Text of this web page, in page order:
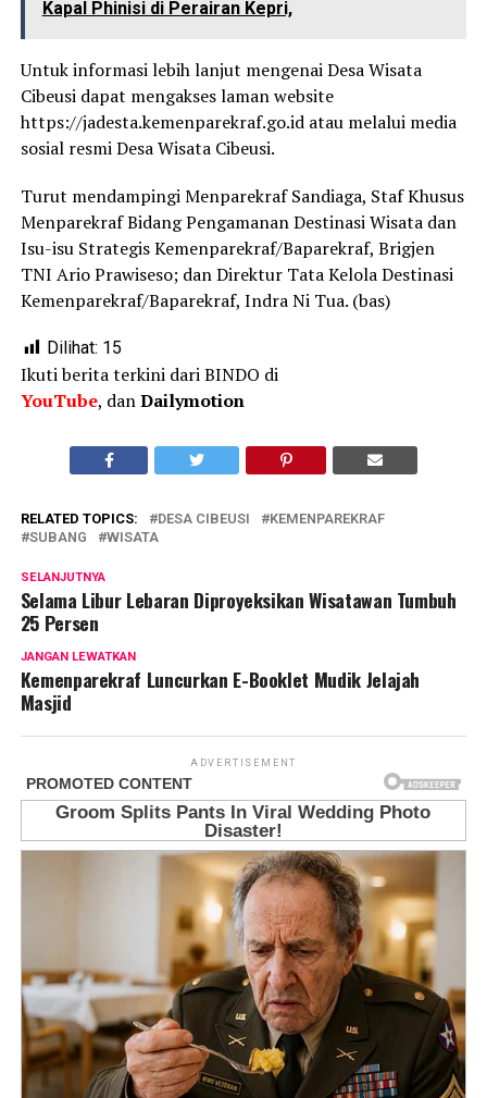
Kapal Phinisi di Perairan Kepri,
Untuk informasi lebih lanjut mengenai Desa Wisata
Cibeusi dapat mengakses laman website
https://jadesta.kemenparekraf.go.id atau melalui media
sosial resmi Desa Wisata Cibeusi.
Turut mendampingi Menparekraf Sandiaga, Staf Khusus
Menparekraf Bidang Pengamanan Destinasi Wisata dan
Isu-isu Strategis Kemenparekraf/Baparekraf, Brigjen
TNI Ario Prawiseso; dan Direktur Tata Kelola Destinasi
Kemenparekraf/Baparekraf, Indra Ni Tua. (bas)
Dilihat: 15
Ikuti berita terkini dari BINDO di
YouTube, danDailymotion
RELATED TOPICS: DESA CIBEUSI
KEMENPAREKRAF
SUBANG
WISATA
SELANJUTNYA
Selama Libur Lebaran Diproyeksikan Wisatawan Tumbuh
25 Persen
JANGAN LEWATKAN
Kemenparekraf Luncurkan E-Booklet Mudik Jelajah
Masjid
ADVERTISEMENT